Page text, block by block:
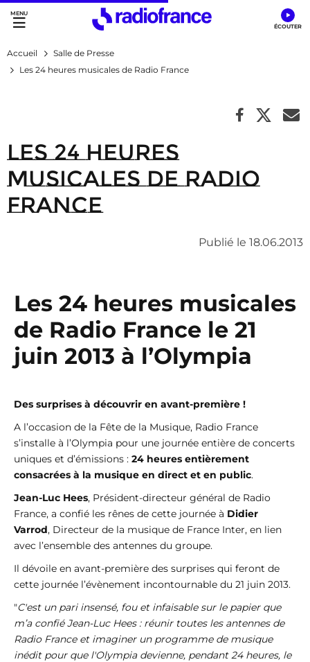
Accès direct :
Menu principal
Contenu
Accueil
Salle de Presse
Les 24 heures musicales de Radio France
Les 24 heures
musicales de Radio
France
Publié le 18.06.2013
Les 24 heures musicales
de Radio France le 21
juin 2013 à l’Olympia
Des surprises à découvrir en avant-première !
A l’occasion de la Fête de la Musique, Radio France
s’installe à l’Olympia pour une journée entière de concerts
uniques et d’émissions : 24 heures entièrement
consacrées à la musique en direct et en public.
Jean-Luc Hees, Président-directeur général de Radio
France, a confié les rênes de cette journée à Didier
Varrod, Directeur de la musique de France Inter, en lien
avec l’ensemble des antennes du groupe.
Il dévoile en avant-première des surprises qui feront de
cette journée l’évènement incontournable du 21 juin 2013.
"C'est un pari insensé, fou et infaisable sur le papier que
m’a confié Jean-Luc Hees : réunir toutes les antennes de
Radio France et imaginer un programme de musique
inédit pour que l'Olympia devienne, pendant 24 heures, le